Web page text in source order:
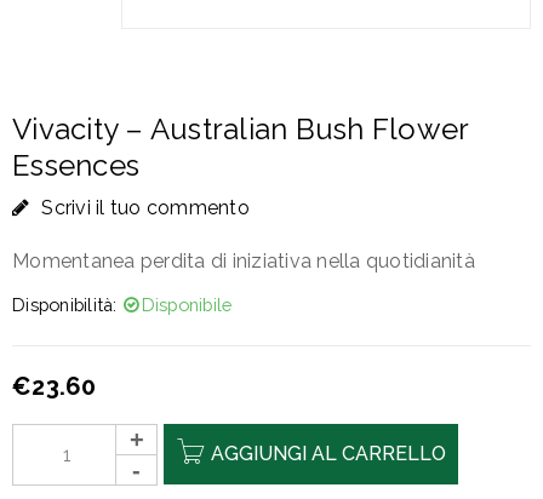
Vivacity – Australian Bush Flower
Essences
Scrivi il tuo commento
Momentanea perdita di iniziativa nella quotidianità
Disponibilità: Disponibile
€23.60
AGGIUNGI AL CARRELLO